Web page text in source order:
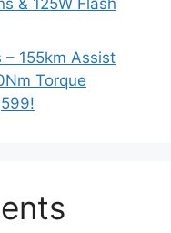
& 125W Flash
– 155km Assist
Torque